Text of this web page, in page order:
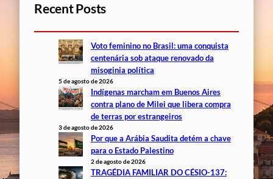
Recent Posts
Voto feminino no Brasil: uma conquista
centenária sob ataque renovado da
misoginia política
5 de agosto de 2026
Indígenas marcham em Buenos Aires
contra plano de Milei que libera compra
de terras por estrangeiros
3 de agosto de 2026
Por que a Arábia Saudita detém a chave
para o Estado Palestino
2 de agosto de 2026
TRAGÉDIA FAMILIAR DO CÉSIO-137: